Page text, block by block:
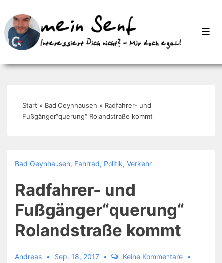
Zum
Inhalt
Start » Bad Oeynhausen » Radfahrer- und
Fußgänger“querung“ Rolandstraße kommt
Bad Oeynhausen, Fahrrad, Politik, Verkehr
Radfahrer- und
Fußgänger“querung“
Rolandstraße kommt
Andreas Sep. 18, 2017
Keine Kommentare